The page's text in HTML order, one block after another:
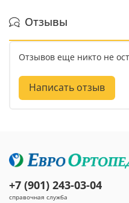
Отзывы
Отзывов еще никто не
Написать отзыв
+7 (901) 243-03-04
справочная служба